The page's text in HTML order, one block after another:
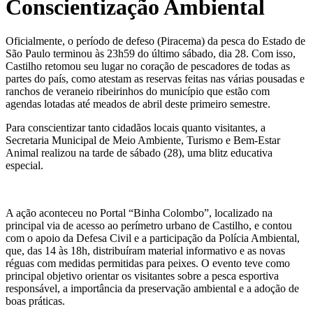
Conscientização Ambiental
Oficialmente, o período de defeso (Piracema) da pesca do Estado de
São Paulo terminou às 23h59 do último sábado, dia 28. Com isso,
Castilho retomou seu lugar no coração de pescadores de todas as
partes do país, como atestam as reservas feitas nas várias pousadas e
ranchos de veraneio ribeirinhos do município que estão com
agendas lotadas até meados de abril deste primeiro semestre.
Para conscientizar tanto cidadãos locais quanto visitantes, a
Secretaria Municipal de Meio Ambiente, Turismo e Bem-Estar
Animal realizou na tarde de sábado (28), uma blitz educativa
especial.
A ação aconteceu no Portal “Binha Colombo”, localizado na
principal via de acesso ao perímetro urbano de Castilho, e contou
com o apoio da Defesa Civil e a participação da Polícia Ambiental,
que, das 14 às 18h, distribuíram material informativo e as novas
réguas com medidas permitidas para peixes. O evento teve como
principal objetivo orientar os visitantes sobre a pesca esportiva
responsável, a importância da preservação ambiental e a adoção de
boas práticas.